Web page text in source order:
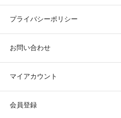
プライバシーポリシー
お問い合わせ
マイアカウント
会員登録